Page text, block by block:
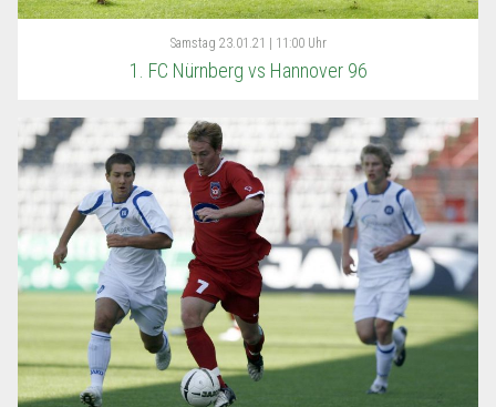
Samstag 23.01.21 | 11:00 Uhr
1. FC Nürnberg vs Hannover 96